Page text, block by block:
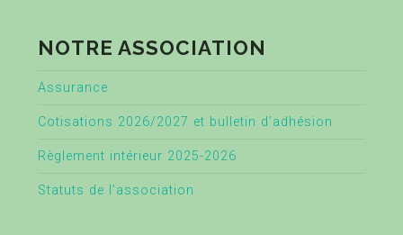
NOTRE ASSOCIATION
Assurance
Cotisations 2026/2027 et bulletin d’adhésion
Règlement intérieur 2025-2026
Statuts de l’association